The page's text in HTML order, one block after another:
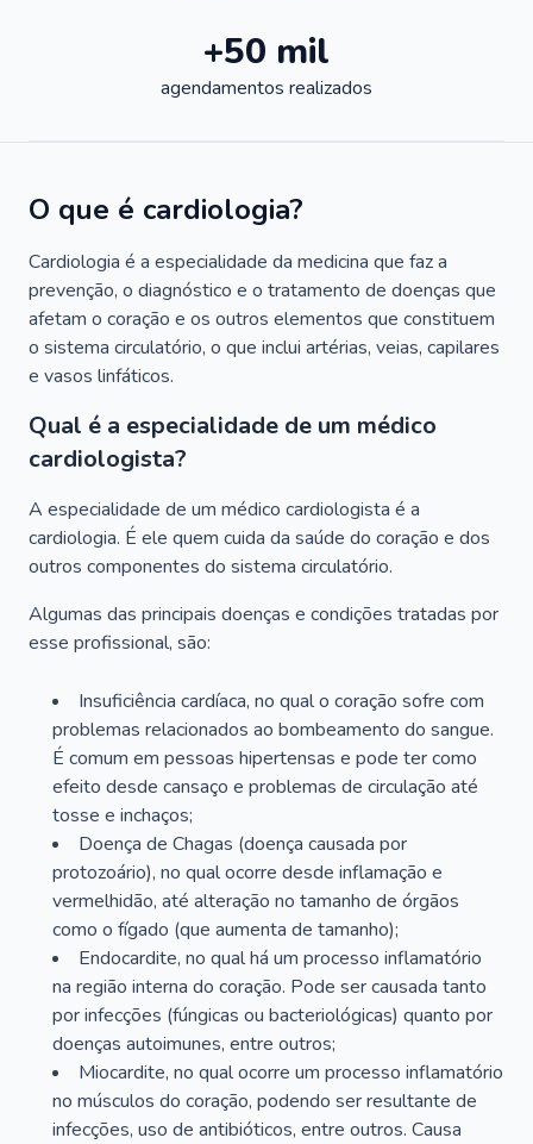
+50 mil
agendamentos realizados
O que é cardiologia?
Cardiologia é a especialidade da medicina que faz a
prevenção, o diagnóstico e o tratamento de doenças que
afetam o coração e os outros elementos que constituem
o sistema circulatório, o que inclui artérias, veias, capilares
e vasos linfáticos.
Qual é a especialidade de um médico
cardiologista?
A especialidade de um médico cardiologista é a
cardiologia. É ele quem cuida da saúde do coração e dos
outros componentes do sistema circulatório.
Algumas das principais doenças e condições tratadas por
esse profissional, são:
Insuficiência cardíaca, no qual o coração sofre com
problemas relacionados ao bombeamento do sangue.
É comum em pessoas hipertensas e pode ter como
efeito desde cansaço e problemas de circulação até
tosse e inchaços;
Doença de Chagas (doença causada por
protozoário), no qual ocorre desde inflamação e
vermelhidão, até alteração no tamanho de órgãos
como o fígado (que aumenta de tamanho);
Endocardite, no qual há um processo inflamatório
na região interna do coração. Pode ser causada tanto
por infecções (fúngicas ou bacteriológicas) quanto por
doenças autoimunes, entre outros;
Miocardite, no qual ocorre um processo inflamatório
no músculos do coração, podendo ser resultante de
infecções, uso de antibióticos, entre outros. Causa